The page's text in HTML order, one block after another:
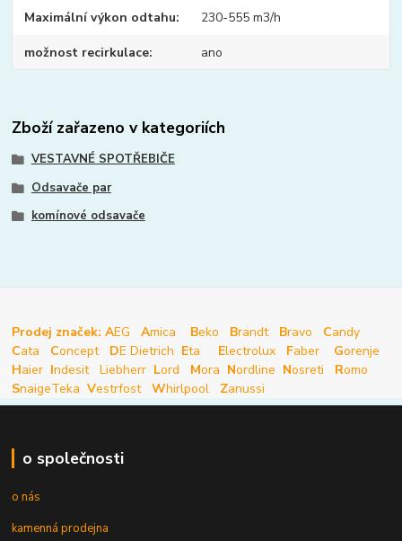
Maximální výkon odtahu 230-555 m3/h
možnost recirkulace ano
Zboží zařazeno v kategoriích
VESTAVNÉ SPOTŘEBIČE
Odsavače par
komínové odsavače
Prodej značek: AEG Amica Beko Brandt Bravo Candy
Cata Concept DE Dietrich Eta Electrolux Faber Gorenje
Haier Indesit Liebherr Lord Mora Nordline Nosreti Romo
SnaigeTeka Vestrfost Whirlpool Zanussi
o společnosti
o nás
kamenná prodejna